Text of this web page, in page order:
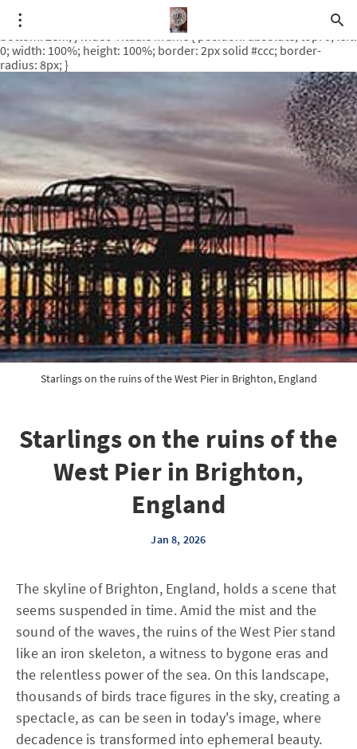
.video-rituale { position: relative; padding-bottom: 56.25%; /* 16:9
ratio */ height: 0; overflow: hidden; margin-top: 3em; margin-
bottom: 2em; } .video-rituale iframe { position: absolute; top: 0; left:
0; width: 100%; height: 100%; border: 2px solid #ccc; border-
radius: 8px; }
Starlings on the ruins of the West Pier in Brighton, England
Starlings on the ruins of the
West Pier in Brighton,
England
Jan 8, 2026
The skyline of Brighton, England, holds a scene that
seems suspended in time. Amid the mist and the
sound of the waves, the ruins of the West Pier stand
like an iron skeleton, a witness to bygone eras and
the relentless power of the sea. On this landscape,
thousands of birds trace figures in the sky, creating a
spectacle, as can be seen in today's image, where
decadence is transformed into ephemeral beauty.